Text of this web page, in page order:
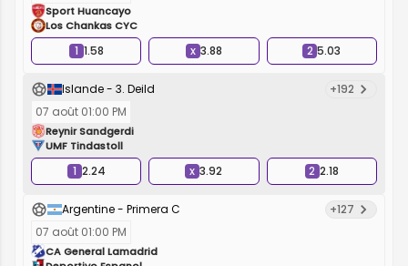
Sport Huancayo
Los Chankas CYC
1 1.58 x 3.88 2 5.03
Islande - 3. Deild
+192
07 août 01:00 PM
Reynir Sandgerdi
UMF Tindastoll
1 2.24 x 3.92 2 2.18
Argentine - Primera C
+127
07 août 01:00 PM
CA General Lamadrid